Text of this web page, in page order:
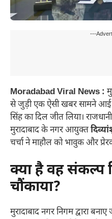
---
Moradabad Viral News :
से जुड़ी एक ऐसी खबर सामने आई
सिंह का दिल जीत लिया।
मुरादाबाद के नगर आयुक्त
चर्चा ने माहौल को भावुक और
क्या है वह संकल्प
चौंकाया?
मुरादाबाद नगर निगम द्वारा बनाए